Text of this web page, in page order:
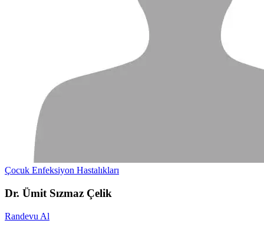
Çocuk Enfeksiyon Hastalıkları
Dr. Ümit Sızmaz Çelik
Randevu Al